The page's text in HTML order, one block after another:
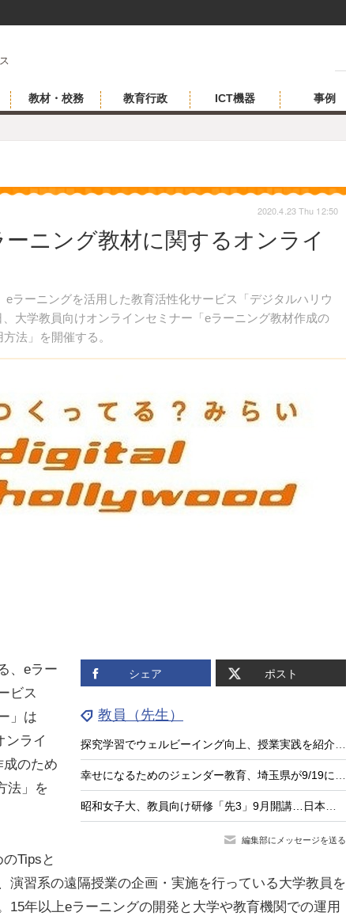
教材・校務 教育行政 ICT機器 事例
ニング教材に関するオンライ
ラーニングを活用した教育活性化サービス「デジタルハリウ
大学教員向けオンラインセミナー「eラーニング教材作成の
法」を開催する。
2020.4.23 Thu 12:50
シェア ポスト
教員（先生）
探究学習でウェルビーイング向上、授業実践を紹介する中高教員向けセミナー8/26
幸せになるためのジェンダー教育、埼玉県が9/19に講演会
昭和女子大、教員向け研修「先3」9月開講…日本の教育の強みに着目
編集部にメッセージを送る
、eラー
ビス
」は
ンライ
成のため
法」を
Tipsと
演習系の遠隔授業の企画・実施を行っている大学教員を
15年以上eラーニングの開発と大学や教育機関での運用